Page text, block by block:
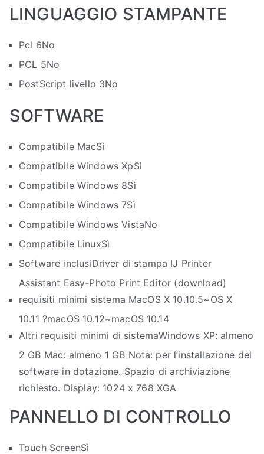
LINGUAGGIO STAMPANTE
Pcl 6No
PCL 5No
PostScript livello 3No
SOFTWARE
Compatibile MacSì
Compatibile Windows XpSì
Compatibile Windows 8Sì
Compatibile Windows 7Sì
Compatibile Windows VistaNo
Compatibile LinuxSì
Software inclusiDriver di stampa IJ Printer
Assistant Easy-Photo Print Editor (download)
requisiti minimi sistema MacOS X 10.10.5~OS X
10.11 ?macOS 10.12~macOS 10.14
Altri requisiti minimi di sistemaWindows XP: almeno
2 GB Mac: almeno 1 GB Nota: per l’installazione del
software in dotazione. Spazio di archiviazione
richiesto. Display: 1024 x 768 XGA
PANNELLO DI CONTROLLO
Touch ScreenSì